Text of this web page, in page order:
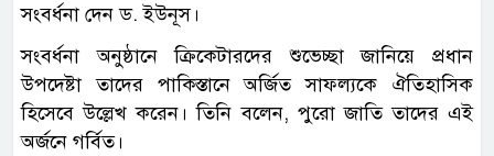
সংবর্ধনা দেন ড. ইউনূস।
সংবর্ধনা অনুষ্ঠানে ক্রিকেটারদের শুভেচ্ছা জানিয়ে প্রধান
উপদেষ্টা তাদের পাকিস্তানে অর্জিত সাফল্যকে ঐতিহাসিক
হিসেবে উল্লেখ করেন। তিনি বলেন, পুরো জাতি তাদের এই
অর্জনে গর্বিত।